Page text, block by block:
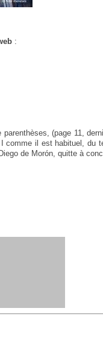
:
(page 11,
comme il est habituel, du
de Morón, quitte à